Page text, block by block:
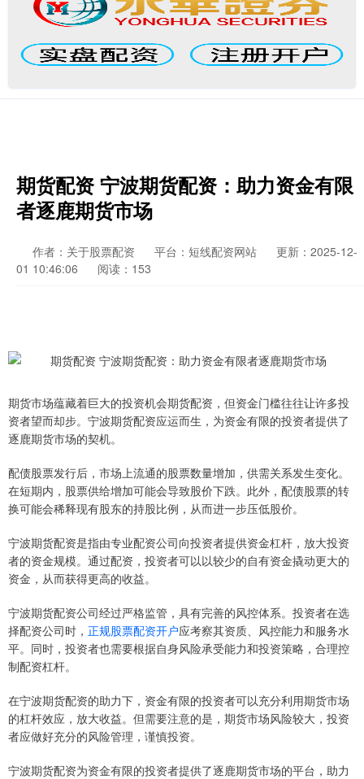
期货配资 宁波期货配资：助力资金有限
者逐鹿期货市场
作者：关于股票配资 平台：短线配资网站
更新：2025-12-
01 10:46:06
阅读：153
期货市场蕴藏着巨大的投资机会期货配资，但资金门槛往往让许多投
资者望而却步。宁波期货配资应运而生，为资金有限的投资者提供了
逐鹿期货市场的契机。
配债股票发行后，市场上流通的股票数量增加，供需关系发生变化。
在短期内，股票供给增加可能会导致股价下跌。此外，配债股票的转
换可能会稀释现有股东的持股比例，从而进一步压低股价。
宁波期货配资是指由专业配资公司向投资者提供资金杠杆，放大投资
者的资金规模。通过配资，投资者可以以较少的自有资金撬动更大的
资金，从而获得更高的收益。
宁波期货配资公司经过严格监管，具有完善的风控体系。投资者在选
择配资公司时， 正规股票配资开户应考察其资质、风控能力和服务水
平。同时，投资者也需要根据自身风险承受能力和投资策略，合理控
制配资杠杆。
在宁波期货配资的助力下，资金有限的投资者可以充分利用期货市场
的杠杆效应，放大收益。但需要注意的是，期货市场风险较大，投资
者应做好充分的风险管理，谨慎投资。
宁波期货配资为资金有限的投资者提供了逐鹿期货市场的平台，助力